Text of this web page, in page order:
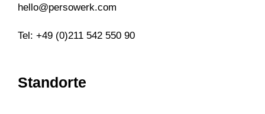
hello@persowerk.com
Tel: +49 (0)211 542 550 90
Standorte